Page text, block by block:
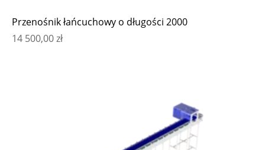
Przenośnik łańcuchowy o długości 2000
14 500,00zł